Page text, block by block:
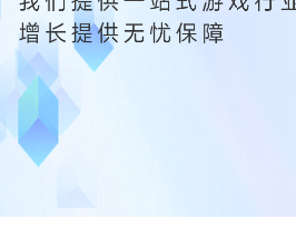
支持多国语言，多种国际支付
行业对比
帮您甄选最优质的产品和服务
小程序游戏列表
千款热门游戏，精品热推
一站式管理陪玩技师/订单/玩家数据...